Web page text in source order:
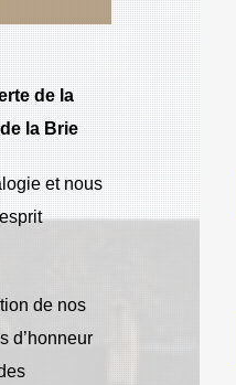
de la
la Brie
et nous
de nos
d’honneur